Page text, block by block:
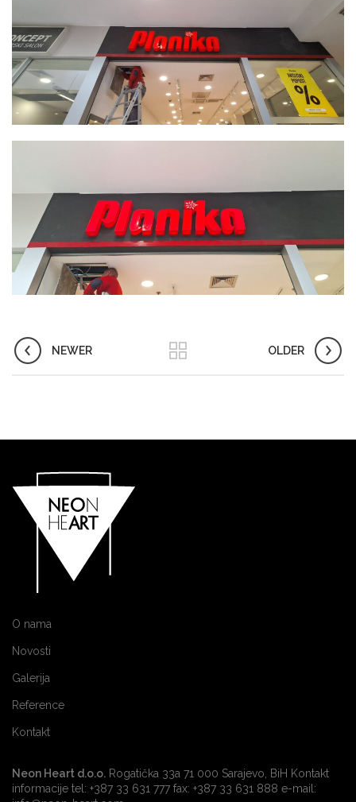
NEWER OLDER
O nama
Novosti
Galerija
Reference
Kontakt
Neon Heart d.o.o. Rogatička 33a 71 000 Sarajevo, BiH Kontakt
informacije tel: +387 33 631 777 fax: +387 33 631 888 e-mail: